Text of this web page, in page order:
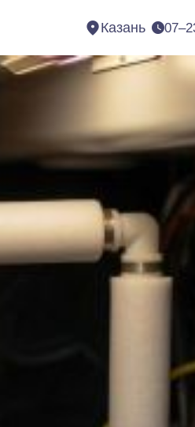
Казань